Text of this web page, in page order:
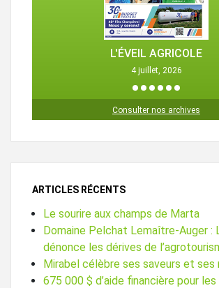
L'ÉVEIL AGRICOLE
4 juillet, 2026
1 2 3 4 5
Consulter nos archives
ARTICLES RÉCENTS
Le sourire aux champs de Marta
Domaine Pelchat Lemaître-Auger :
dénonce les dérives de
Mirabel célèbre ses saveurs et ses
675 000 $ d’aide financière pour